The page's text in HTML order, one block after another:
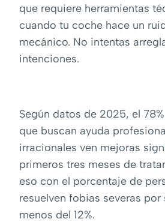
que requiere herramientas
cuando tu coche hace un
mecánico. No intentas
intenciones.
Según datos de 2025, el
que buscan ayuda
irracionales ven mejoras
primeros tres meses de
eso con el porcentaje de
resuelven fobias severas por
menos del 12%.